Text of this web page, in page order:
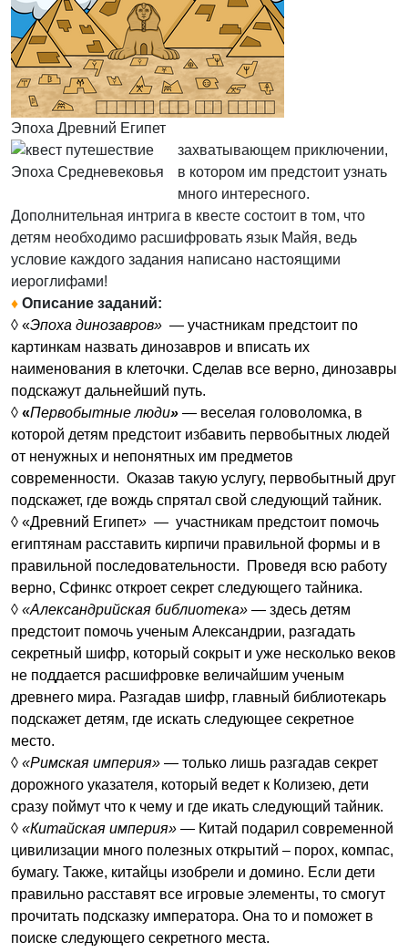
Эпоха Древний Египет
Эпоха Средневековья
захватывающем приключении,
в котором им предстоит узнать
много интересного.
Дополнительная интрига в квесте состоит в том, что
детям необходимо расшифровать язык Майя, ведь
условие каждого задания написано настоящими
иероглифами!
♦ Описание заданий:
◊ «Эпоха динозавров» — участникам предстоит по
картинкам назвать динозавров и вписать их
наименования в клеточки. Сделав все верно, динозавры
подскажут дальнейший путь.
◊ «Первобытные люди» — веселая головоломка, в
которой детям предстоит избавить первобытных людей
от ненужных и непонятных им предметов
современности. Оказав такую услугу, первобытный друг
подскажет, где вождь спрятал свой следующий тайник.
◊ «Древний Египет» — участникам предстоит помочь
египтянам расставить кирпичи правильной формы и в
правильной последовательности. Проведя всю работу
верно, Сфинкс откроет секрет следующего тайника.
◊ «Александрийская библиотека» — здесь детям
предстоит помочь ученым Александрии, разгадать
секретный шифр, который сокрыт и уже несколько веков
не поддается расшифровке величайшим ученым
древнего мира. Разгадав шифр, главный библиотекарь
подскажет детям, где искать следующее секретное
место.
◊ «Римская империя» — только лишь разгадав секрет
дорожного указателя, который ведет к Колизею, дети
сразу поймут что к чему и где икать следующий тайник.
◊ «Китайская империя» — Китай подарил современной
цивилизации много полезных открытий – порох, компас,
бумагу. Также, китайцы изобрели и домино. Если дети
правильно расставят все игровые элементы, то смогут
прочитать подсказку императора. Она то и поможет в
поиске следующего секретного места.